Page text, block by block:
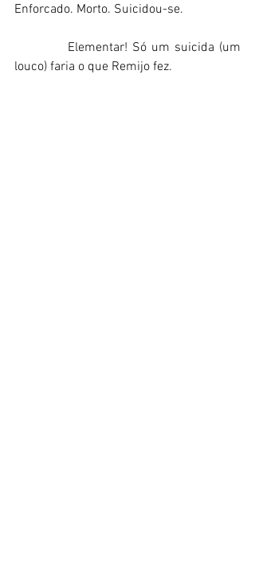
Enforcado. Morto. Suicidou-se.
Elementar! Só um suicida (um
louco) faria o que Remijo fez.